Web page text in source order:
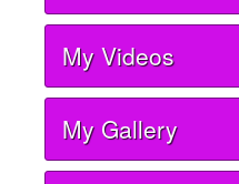
My Videos
My Gallery